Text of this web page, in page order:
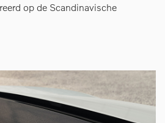
op de Scandinavische